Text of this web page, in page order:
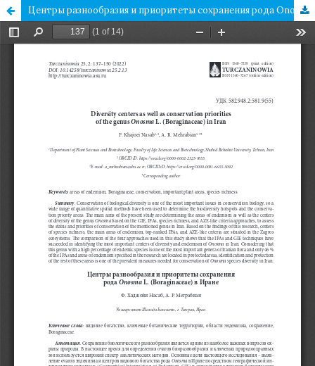
Центры разнообразия и приоритеты сохранения рода Onosma L. (Boraginaceae) в Иране